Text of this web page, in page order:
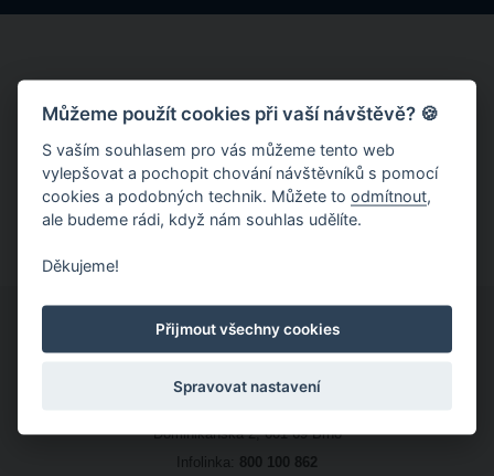
54
Nahřívací polštářky
Zelný trh
Dominikánská 2, 601 69 Brno
Infolinka:
800 100 862
Můžeme použít cookies při vaší návštěvě? 🍪
S vaším souhlasem pro vás můžeme tento web
vylepšovat a pochopit chování návštěvníků s pomocí
cookies a podobných technik. Můžete toodmítnout
ale budeme rádi, když nám souhlas udělíte.
Děkujeme!
Přijmout všechny cookies
Spravovat nastavení